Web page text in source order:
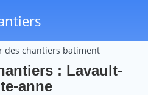
des chantiers batiment
: Lavault-
anne